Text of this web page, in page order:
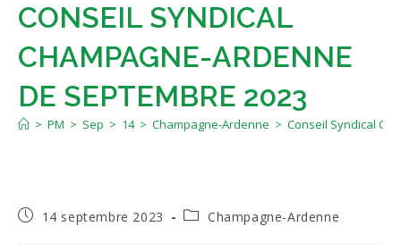
CONSEIL SYNDICAL
CHAMPAGNE-ARDENNE
DE SEPTEMBRE 2023
> PM > Sep > 14 > Champagne-Ardenne > Conseil Syndical
Publication
14 septembre 2023
PostChampagne-Ardenne